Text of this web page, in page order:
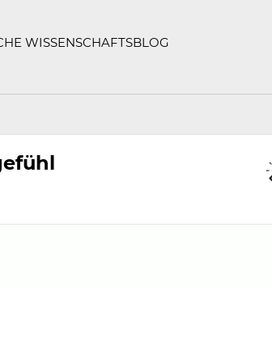
WISSENSCHAFTSBLOG